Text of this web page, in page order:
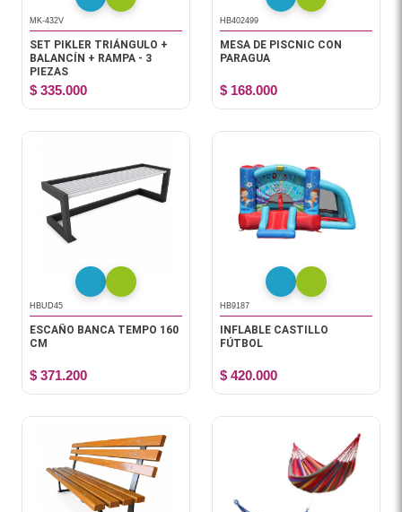
MK-432V
SET PIKLER TRIÁNGULO +
BALANCÍN + RAMPA - 3
PIEZAS
$ 335.000
HB402499
MESA DE PISCNIC CON
PARAGUA
$ 168.000
HBUD45
ESCAÑO BANCA TEMPO 160
CM
$ 371.200
HB9187
INFLABLE CASTILLO
FÚTBOL
$ 420.000